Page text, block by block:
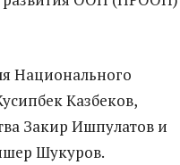
Национального
Казбеков,
Закир Ишпулатов и
Шукуров.